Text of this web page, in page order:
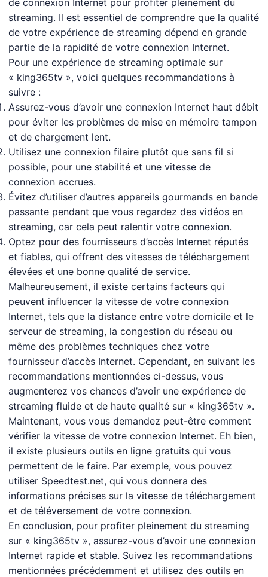
de connexion Internet pour profiter pleinement du
streaming. Il est essentiel de comprendre que la qualité
de votre expérience de streaming dépend en grande
partie de la rapidité de votre connexion Internet.
Pour une expérience de streaming optimale sur
« king365tv », voici quelques recommandations à
suivre :
Assurez-vous d’avoir une connexion Internet haut débit
pour éviter les problèmes de mise en mémoire tampon
et de chargement lent.
Utilisez une connexion filaire plutôt que sans fil si
possible, pour une stabilité et une vitesse de
connexion accrues.
Évitez d’utiliser d’autres appareils gourmands en bande
passante pendant que vous regardez des vidéos en
streaming, car cela peut ralentir votre connexion.
Optez pour des fournisseurs d’accès Internet réputés
et fiables, qui offrent des vitesses de téléchargement
élevées et une bonne qualité de service.
Malheureusement, il existe certains facteurs qui
peuvent influencer la vitesse de votre connexion
Internet, tels que la distance entre votre domicile et le
serveur de streaming, la congestion du réseau ou
même des problèmes techniques chez votre
fournisseur d’accès Internet. Cependant, en suivant les
recommandations mentionnées ci-dessus, vous
augmenterez vos chances d’avoir une expérience de
streaming fluide et de haute qualité sur « king365tv ».
Maintenant, vous vous demandez peut-être comment
vérifier la vitesse de votre connexion Internet. Eh bien,
il existe plusieurs outils en ligne gratuits qui vous
permettent de le faire. Par exemple, vous pouvez
utiliser Speedtest.net, qui vous donnera des
informations précises sur la vitesse de téléchargement
et de téléversement de votre connexion.
En conclusion, pour profiter pleinement du streaming
sur « king365tv », assurez-vous d’avoir une connexion
Internet rapide et stable. Suivez les recommandations
mentionnées précédemment et utilisez des outils en